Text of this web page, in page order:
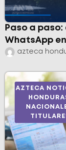
Paso a
WhatsApp en
azteca
AZTECA